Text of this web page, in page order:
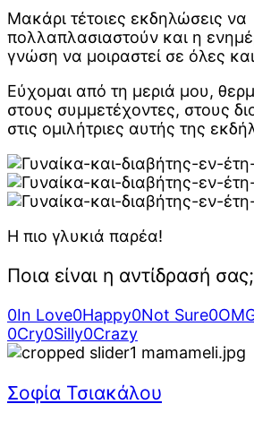
Μακάρι τέτοιες εκδηλώσεις να
πολλαπλασιαστούν και η
γνώση να μοιραστεί σε όλες
Εύχομαι από τη μεριά μου,
στους συμμετέχοντες, στους
στις ομιλήτριες αυτής της
Η πιο γλυκιά παρέα!
Ποια είναι η αντίδρασή σας;
0In Love0Happy0Not Sure0
0Cry0Silly0Crazy
Σοφία Τσιακάλου